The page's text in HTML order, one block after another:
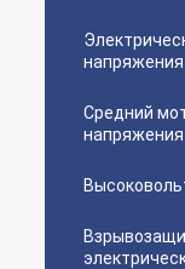
напряжения
Средний
напряжения